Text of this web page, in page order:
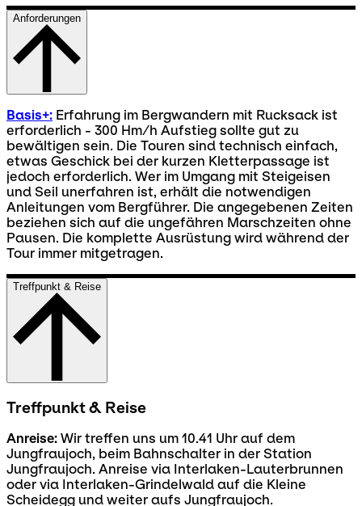
Anforderungen
Basis+: Erfahrung im Bergwandern mit Rucksack ist
erforderlich - 300 Hm/h Aufstieg sollte gut zu
bewältigen sein. Die Touren sind technisch einfach,
etwas Geschick bei der kurzen Kletterpassage ist
jedoch erforderlich. Wer im Umgang mit Steigeisen
und Seil unerfahren ist, erhält die notwendigen
Anleitungen vom Bergführer. Die angegebenen Zeiten
beziehen sich auf die ungefähren Marschzeiten ohne
Pausen. Die komplette Ausrüstung wird während der
Tour immer mitgetragen.
Treffpunkt & Reise
Treffpunkt & Reise
Anreise: Wir treffen uns um 10.41 Uhr auf dem
Jungfraujoch, beim Bahnschalter in der Station
Jungfraujoch. Anreise via Interlaken-Lauterbrunnen
oder via Interlaken-Grindelwald auf die Kleine
Scheidegg und weiter aufs Jungfraujoch.